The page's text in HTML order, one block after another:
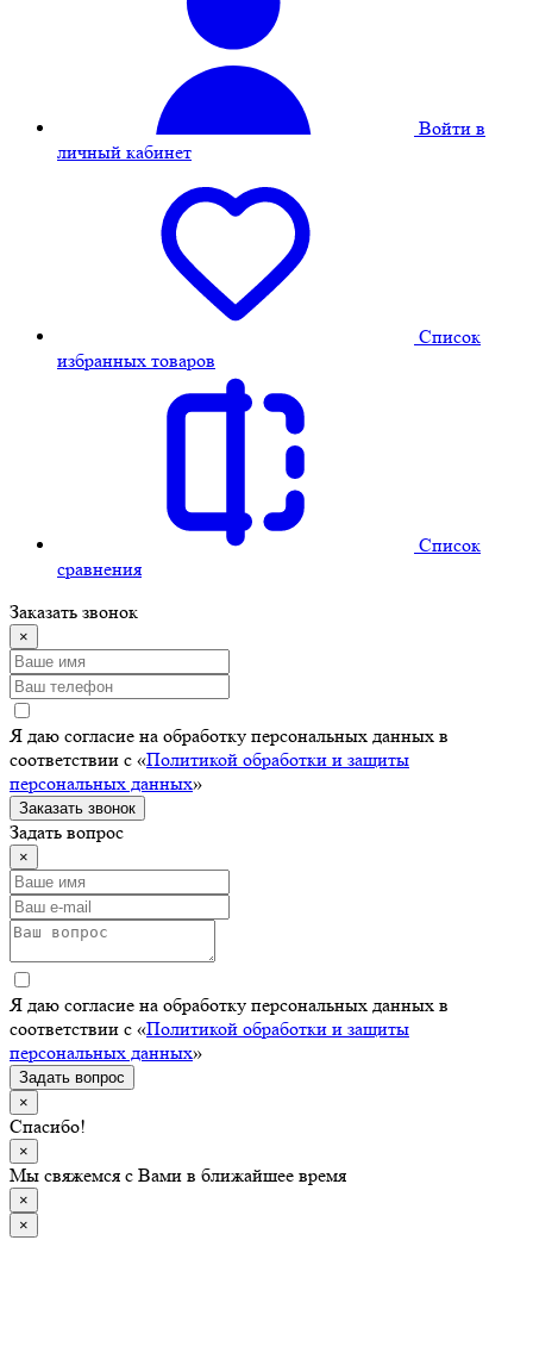
Войти в
личный кабинет
Cписок
избранных товаров
Cписок
сравнения
Заказать звонок
×
Я даю согласие на обработку персональных данных в
соответствии с «Политикой обработки и защиты
персональных данных»
Заказать звонок
Задать вопрос
×
Я даю согласие на обработку персональных данных в
соответствии с «Политикой обработки и защиты
персональных данных»
Задать вопрос
×
Спасибо!
×
Мы свяжемся с Вами в ближайшее время
×
×